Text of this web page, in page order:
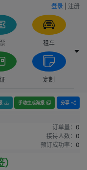
登录 注册
租车
定制
手动生成海报 分享
订单量： 0
接待人数： 0
预订成功率： 0